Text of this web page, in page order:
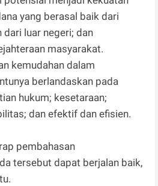
yang berasal baik dari
luar negeri; dan
masyarakat.
kemudahan dalam
berlandaskan pada
hukum; kesetaraan;
dan efektif dan efisien.
pembahasan
tersebut dapat berjalan baik,